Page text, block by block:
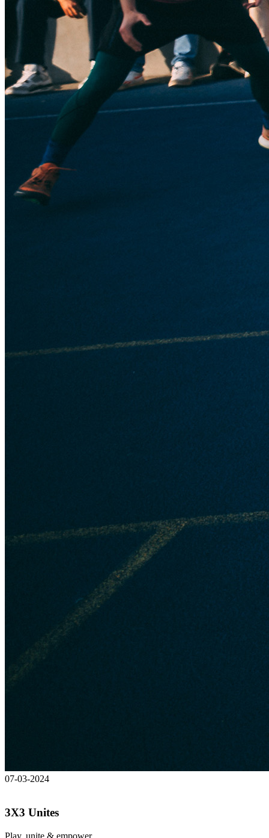
07-03-2024
3X3 Unites
Play, unite & empower